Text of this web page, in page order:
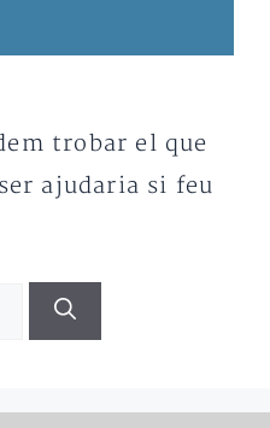
trobar el que
ajudaria si feu